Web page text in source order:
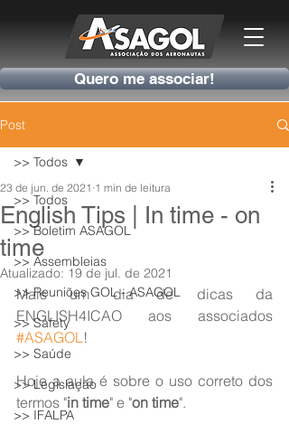
Quero me associar!
Post
>> Todos
>> Boletim ASAGOL
>> Assembleias
>> Reuniões GOL - ASAGOL
>> Safety
>> Saúde
>> Legislação
>> IFALPA
>> Todos
English Tips | In time - on
time
23 de jun. de 2021 1 min de leitura
Atualizado: 19 de jul. de 2021
Mais um dia de dicas da
#ASAGOL!
Hoje a aula é sobre o uso correto dos
termos "in time" e "on time".